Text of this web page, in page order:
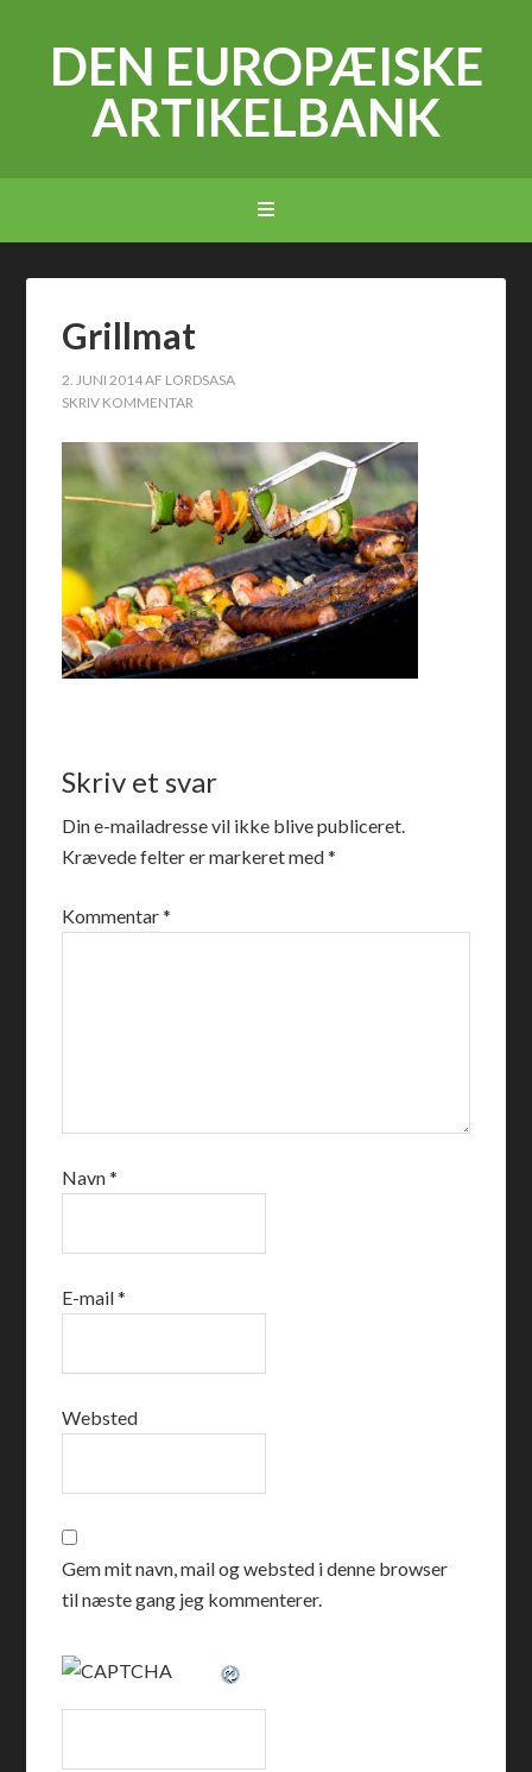
DEN EUROPÆISKE
ARTIKELBANK
Grillmat
2. JUNI 2014AF LORDSASA
SKRIV KOMMENTAR
Skriv et svar
Din e-mailadresse vil ikke blive publiceret.
Krævede felter er markeret med*
Kommentar*
Navn*
E-mail*
Websted
Gem mit navn, mail og websted i denne browser
til næste gang jeg kommenterer.